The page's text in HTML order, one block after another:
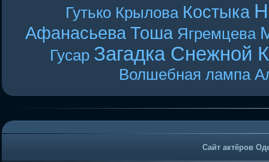
Гутько Крылова Костыка
Афанасьева Тоша Ягремцева
Гусар Загадка Снежной
Волшебная лампа
Сайт актёров